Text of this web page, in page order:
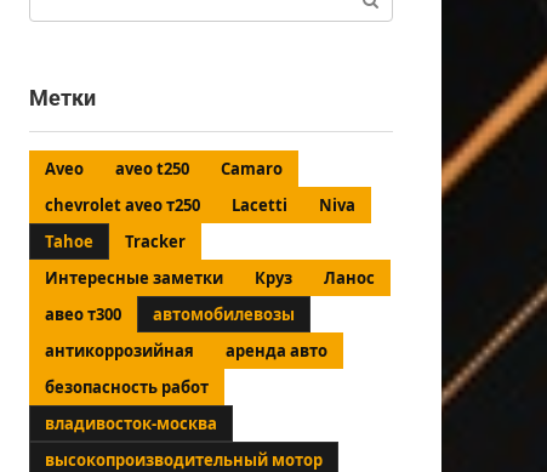
Метки
Aveo aveo t250
Camaro
chevrolet aveo т250
Lacetti
Niva
Tahoe
Tracker
Интересные заметки
Круз
Ланос
авео т300
автомобилевозы
антикоррозийная
аренда авто
безопасность работ
владивосток-москва
высокопроизводительный мотор